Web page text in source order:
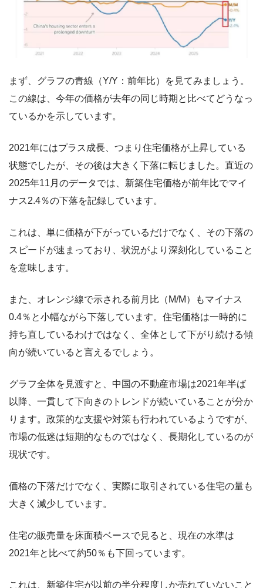
まず、グラフの青線（Y/Y：前年比）を見てみましょう。
この線は、今年の価格が去年の同じ時期と比べてどうなっ
ているかを示しています。
2021年にはプラス成長、つまり住宅価格が上昇している
状態でしたが、その後は大きく下落に転じました。直近の
2025年11月のデータでは、新築住宅価格が前年比でマイ
ナス2.4％の下落を記録しています。
これは、単に価格が下がっているだけでなく、その下落の
スピードが速まっており、状況がより深刻化していること
を意味します。
また、オレンジ線で示される前月比（M/M）もマイナス
0.4％と小幅ながら下落しています。住宅価格は一時的に
持ち直しているわけではなく、全体として下がり続ける傾
向が続いていると言えるでしょう。
グラフ全体を見渡すと、中国の不動産市場は2021年半ば
以降、一貫して下向きのトレンドが続いていることが分か
ります。政策的な支援や対策も行われているようですが、
市場の低迷は短期的なものではなく、長期化しているのが
現状です。
価格の下落だけでなく、実際に取引されている住宅の量も
大きく減少しています。
住宅の販売量を床面積ベースで見ると、現在の水準は
2021年と比べて約50％も下回っています。
これは、新築住宅が以前の半分程度しか売れていないこと